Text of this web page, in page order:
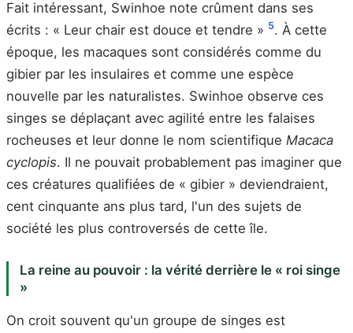
Fait intéressant, Swinhoe note crûment dans ses
écrits : « Leur chair est douce et tendre » 5. À cette
époque, les macaques sont considérés comme du
gibier par les insulaires et comme une espèce
nouvelle par les naturalistes. Swinhoe observe ces
singes se déplaçant avec agilité entre les falaises
rocheuses et leur donne le nom scientifique Macaca
cyclopis. Il ne pouvait probablement pas imaginer que
ces créatures qualifiées de « gibier » deviendraient,
cent cinquante ans plus tard, l'un des sujets de
société les plus controversés de cette île.
La reine au pouvoir : la vérité derrière le « roi singe
»
On croit souvent qu'un groupe de singes est